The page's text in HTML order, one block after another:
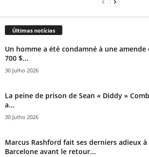
Últimas notícias
Un homme a été condamné à une amende
700 $...
30 Julho 2026
La peine de prison de Sean « Diddy »
a...
30 Julho 2026
Marcus Rashford fait ses derniers adieux à
Barcelone avant le retour...